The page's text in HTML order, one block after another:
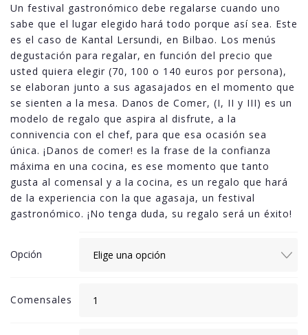
precios:
desde
70,00€
hasta
140,00€
Un festival gastronómico debe regalarse cuando uno
sabe que el lugar elegido hará todo porque así sea. Este
es el caso de Kantal Lersundi, en Bilbao. Los menús
degustación para regalar, en función del precio que
usted quiera elegir (70, 100 o 140 euros por persona),
se elaboran junto a sus agasajados en el momento que
se sienten a la mesa. Danos de Comer, (I, II y III) es un
modelo de regalo que aspira al disfrute, a la
connivencia con el chef, para que esa ocasión sea
única. ¡Danos de comer! es la frase de la confianza
máxima en una cocina, es ese momento que tanto
gusta al comensal y a la cocina, es un regalo que hará
de la experiencia con la que agasaja, un festival
gastronómico. ¡No tenga duda, su regalo será un éxito!
Opción
Comensales